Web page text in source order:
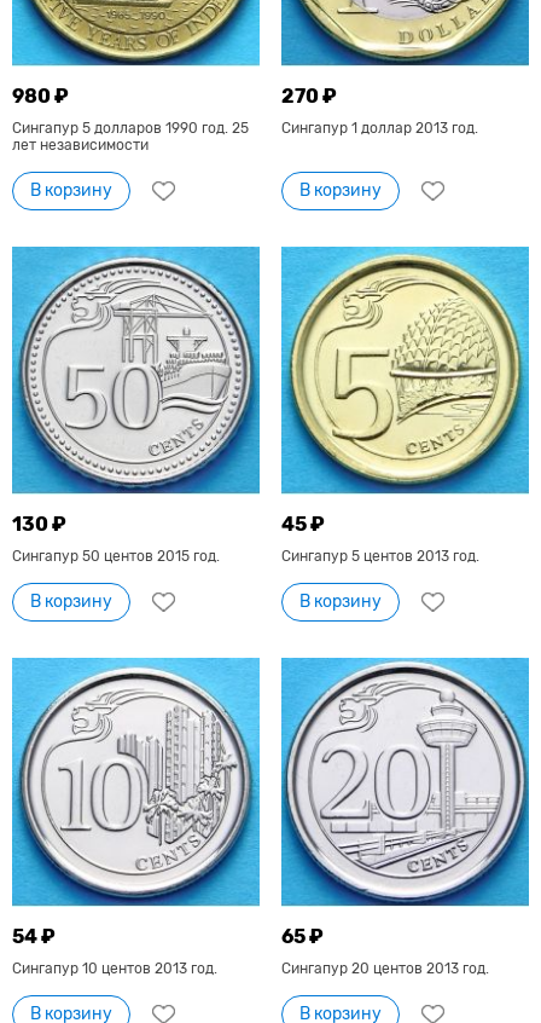
980 ₽
Сингапур 5 долларов 1990 год. 25
лет независимости
В корзину
270 ₽
Сингапур 1 доллар 2013 год.
В корзину
130 ₽
Сингапур 50 центов 2015 год.
В корзину
45 ₽
Сингапур 5 центов 2013 год.
В корзину
54 ₽
Сингапур 10 центов 2013 год.
В корзину
65 ₽
Сингапур 20 центов 2013 год.
В корзину